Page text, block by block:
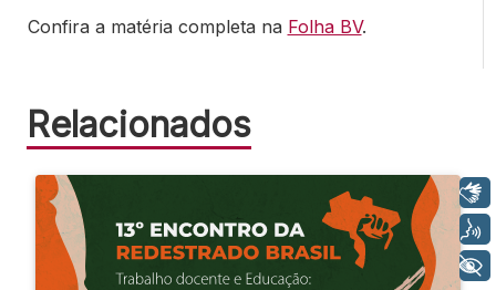
Confira a matéria completa na Folha BV.
Relacionados
Libras
Voz
+ Acessibilidade